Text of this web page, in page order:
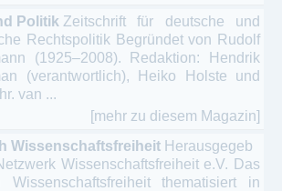
Politik Zeitschrift für deutsche und
Rechtspolitik Begründet von Rudolf
(1925–2008). Redaktion: Hendrik
(verantwortlich), Heiko Holste und
van ...
[mehr zu diesem Magazin]
Wissenschaftsfreiheit Herausgegeb
Wissenschaftsfreiheit e.V. Das
Wissenschaftsfreiheit thematisiert in